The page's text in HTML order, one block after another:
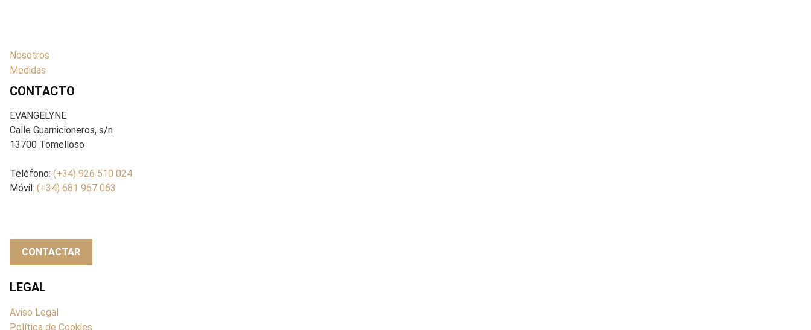
Nosotros
Medidas
CONTACTO
EVANGELYNE
Calle Guarnicioneros, s/n
13700 Tomelloso
Teléfono: (+34) 926 510 024
Móvil: (+34) 681 967 063
CONTACTAR
LEGAL
Aviso Legal
Política de Cookies